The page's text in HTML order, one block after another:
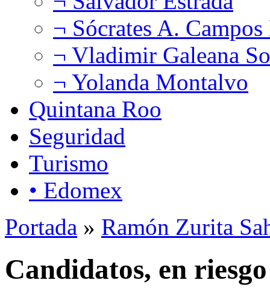
¬ Sócrates A.
¬ Vladimir Galeana
¬ Yolanda Montalvo
Quintana Roo
Seguridad
Turismo
• Edomex
Portada » Ramón Zurita
Candidatos, en riesgo